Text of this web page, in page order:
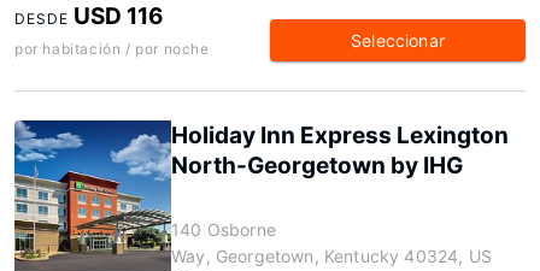
DESDE USD 116
por habitación / por noche Seleccionar
Holiday Inn Express Lexington
North-Georgetown by IHG
140 Osborne
Way, Georgetown, Kentucky 40324, US